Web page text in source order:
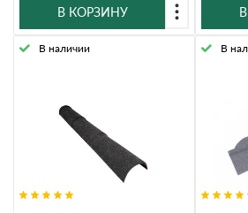
В КОРЗИНУ
В наличии В